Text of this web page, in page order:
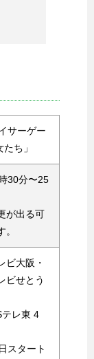
サーゲー
ち」
30分〜25
が出る可
ビ大阪・
ビせとう
テレ東 4
スタート